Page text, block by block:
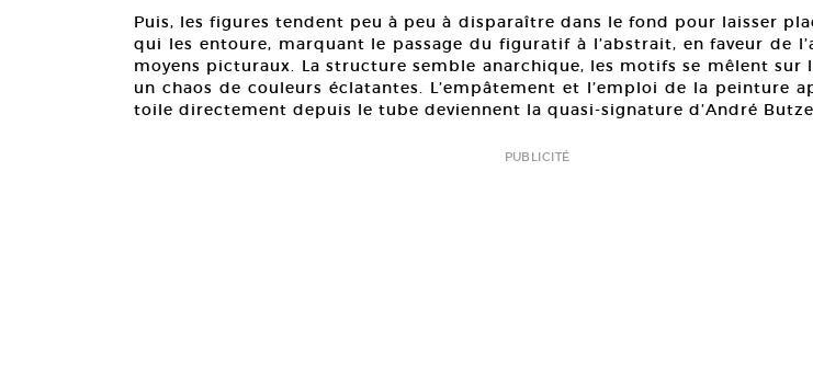
Puis, les figures tendent peu à peu à disparaître dans le fond pour laisser
qui les entoure, marquant le passage du figuratif à l’abstrait, en faveur de
moyens picturaux. La structure semble anarchique, les motifs se mêlent sur
un chaos de couleurs éclatantes. L’empâtement et l’emploi de la peinture
toile directement depuis le tube deviennent la quasi-signature d’André
PUBLICITÉ